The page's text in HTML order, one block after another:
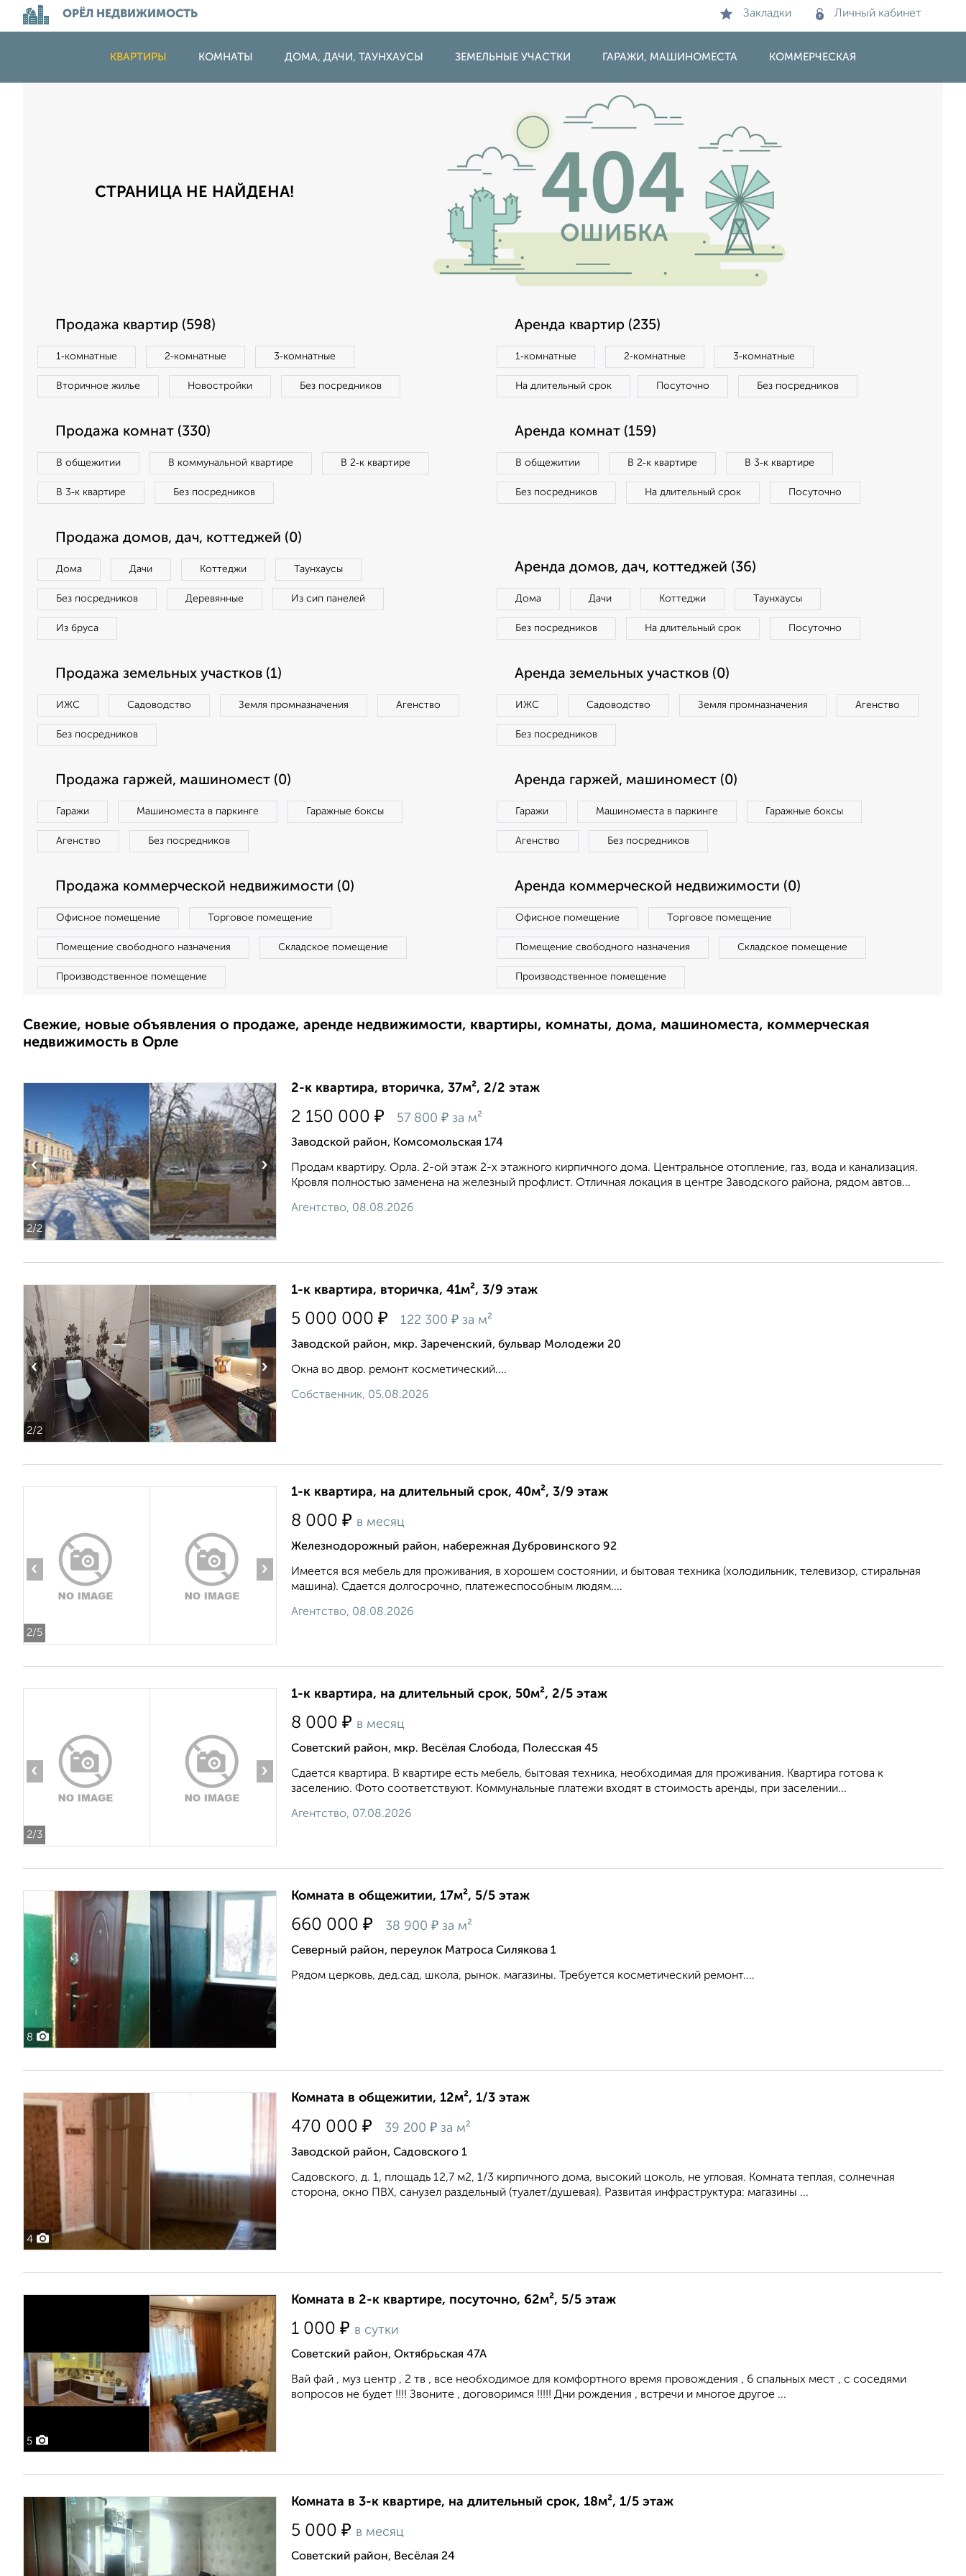
ОРЁЛ НЕДВИЖИМОСТЬ Закладки Личный кабинет
КВАРТИРЫ КОМНАТЫ ДОМА, ДАЧИ, ТАУНХАУСЫ ЗЕМЕЛЬНЫЕ УЧАСТКИ ГАРАЖИ, МАШИНОМЕСТА КОММЕРЧЕСКАЯ
СТРАНИЦА НЕ НАЙДЕНА!
Продажа квартир (598)
1‑комнатные 2‑комнатные 3‑комнатные
Вторичное жилье Новостройки Без посредников
Аренда квартир (235)
1‑комнатные 2‑комнатные 3‑комнатные
На длительный срок Посуточно Без посредников
Продажа комнат (330)
В общежитии В коммунальной квартире В 2‑к квартире
В 3‑к квартире Без посредников
Аренда комнат (159)
В общежитии В 2‑к квартире В 3‑к квартире
Без посредников На длительный срок Посуточно
Продажа домов, дач, коттеджей (0)
Дома Дачи Коттеджи Таунхаусы
Без посредников Деревянные Из сип панелей
Из бруса
Аренда домов, дач, коттеджей (36)
Дома Дачи Коттеджи Таунхаусы
Без посредников На длительный срок Посуточно
Продажа земельных участков (1)
ИЖС Садоводство Земля промназначения Агенство
Без посредников
Аренда земельных участков (0)
ИЖС Садоводство Земля промназначения Агенство
Без посредников
Продажа гаржей, машиномест (0)
Гаражи Машиноместа в паркинге Гаражные боксы
Агенство Без посредников
Аренда гаржей, машиномест (0)
Гаражи Машиноместа в паркинге Гаражные боксы
Агенство Без посредников
Продажа коммерческой недвижимости (0)
Офисное помещение Торговое помещение
Помещение свободного назначения Складское помещение
Производственное помещение
Аренда коммерческой недвижимости (0)
Офисное помещение Торговое помещение
Помещение свободного назначения Складское помещение
Производственное помещение
Свежие, новые объявления о продаже, аренде недвижимости, квартиры, комнаты, дома, машиноместа, коммерческая
недвижимость в Орле
2/2
‹ ›
2-к квартира, вторичка, 37м², 2/2 этаж
2 150 000 ₽ 57 800 ₽ за м²
Заводской район, Комсомольская 174
Продам квартиру. Орла. 2-ой этаж 2-х этажного кирпичного дома. Центральное отопление, газ, вода и канализация.
Кровля полностью заменена на железный профлист. Отличная локация в центре Заводского района, рядом автов...
Агентство, 08.08.2026
2/2
‹ ›
1-к квартира, вторичка, 41м², 3/9 этаж
5 000 000 ₽ 122 300 ₽ за м²
Заводской район, мкр. Зареченский, бульвар Молодежи 20
Окна во двор. ремонт косметический....
Собственник, 05.08.2026
2/5
‹ ›
1-к квартира, на длительный срок, 40м², 3/9 этаж
8 000 ₽ в месяц
Железнодорожный район, набережная Дубровинского 92
Имеется вся мебель для проживания, в хорошем состоянии, и бытовая техника (холодильник, телевизор, стиральная
машина). Сдается долгосрочно, платежеспособным людям....
Агентство, 08.08.2026
2/3
‹ ›
1-к квартира, на длительный срок, 50м², 2/5 этаж
8 000 ₽ в месяц
Советский район, мкр. Весёлая Слобода, Полесская 45
Сдается квартира. В квартире есть мебель, бытовая техника, необходимая для проживания. Квартира готова к
заселению. Фото соответствуют. Коммунальные платежи входят в стоимость аренды, при заселении...
Агентство, 07.08.2026
8
Комната в общежитии, 17м², 5/5 этаж
660 000 ₽ 38 900 ₽ за м²
Северный район, переулок Матроса Силякова 1
Рядом церковь, дед.сад, школа, рынок. магазины. Требуется косметический ремонт....
4
Комната в общежитии, 12м², 1/3 этаж
470 000 ₽ 39 200 ₽ за м²
Заводской район, Садовского 1
Садовского, д. 1, площадь 12,7 м2, 1/3 кирпичного дома, высокий цоколь, не угловая. Комната теплая, солнечная
сторона, окно ПВХ, санузел раздельный (туалет/душевая). Развитая инфраструктура: магазины ...
5
Комната в 2-к квартире, посуточно, 62м², 5/5 этаж
1 000 ₽ в сутки
Советский район, Октябрьская 47А
Вай фай , муз центр , 2 тв , все необходимое для комфортного время провождения , 6 спальных мест , с соседями
вопросов не будет !!!! Звоните , договоримся !!!!! Дни рождения , встречи и многое другое ...
Комната в 3-к квартире, на длительный срок, 18м², 1/5 этаж
5 000 ₽ в месяц
Советский район, Весёлая 24